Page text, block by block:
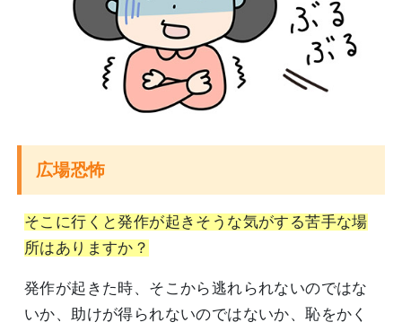
広場恐怖
そこに行くと発作が起きそうな気がする苦手な場
所はありますか？
発作が起きた時、そこから逃れられないのではな
いか、助けが得られないのではないか、恥をかく